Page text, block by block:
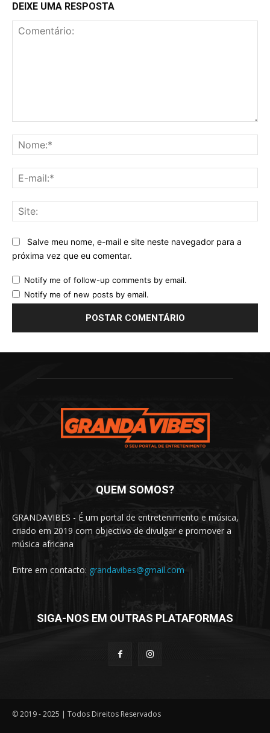
DEIXE UMA RESPOSTA
Salve meu nome, e-mail e site neste navegador para a
próxima vez que eu comentar.
Notify me of follow-up comments by email.
Notify me of new posts by email.
QUEM SOMOS?
GRANDAVIBES - É um portal de entretenimento e música,
criado em 2019 com objectivo de divulgar e promover a
música africana
Entre em contacto: grandavibes@gmail.com
SIGA-NOS EM OUTRAS PLATAFORMAS
© 2019 - 2025 | Todos Direitos Reservados